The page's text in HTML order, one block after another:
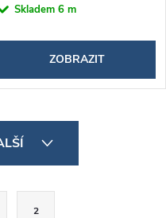
Skladem 6 m
ZOBRAZIT
2